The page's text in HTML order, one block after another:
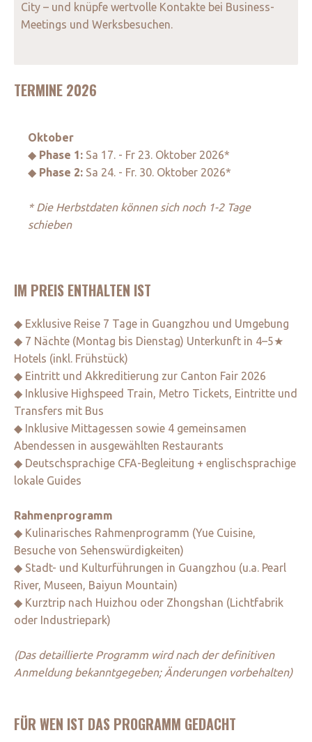
City – und knüpfe wertvolle Kontakte bei Business-
Meetings und Werksbesuchen.
TERMINE 2026
Oktober
◆ Phase 1: Sa 17. - Fr 23. Oktober 2026*
◆ Phase 2: Sa 24. - Fr. 30. Oktober 2026*
* Die Herbstdaten können sich noch 1-2 Tage
schieben
IM PREIS ENTHALTEN IST
◆ Exklusive Reise 7 Tage in Guangzhou und Umgebung
◆ 7 Nächte (Montag bis Dienstag) Unterkunft in 4–5★
Hotels (inkl. Frühstück)
◆ Eintritt und Akkreditierung zur Canton Fair 2026
◆ Inklusive Highspeed Train, Metro Tickets, Eintritte und
Transfers mit Bus
◆ Inklusive Mittagessen sowie 4 gemeinsamen
Abendessen in ausgewählten Restaurants
◆ Deutschsprachige CFA-Begleitung + englischsprachige
lokale Guides
Rahmenprogramm
◆ Kulinarisches Rahmenprogramm (Yue Cuisine,
Besuche von Sehenswürdigkeiten)
◆ Stadt- und Kulturführungen in Guangzhou (u.a. Pearl
River, Museen, Baiyun Mountain)
◆ Kurztrip nach Huizhou oder Zhongshan (Lichtfabrik
oder Industriepark)
(Das detaillierte Programm wird nach der definitiven
Anmeldung bekanntgegeben; Änderungen vorbehalten)
FÜR WEN IST DAS PROGRAMM GEDACHT